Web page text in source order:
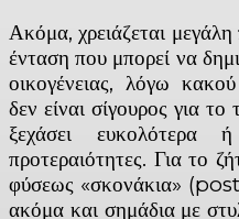
Ακόμα, χρειάζεται
ένταση που μπορεί να
οικογένειας, λόγω
δεν είναι σίγουρος για
ξεχάσει ευκολότερα
προτεραιότητες. Για το
φύσεως «σκονάκια»
ακόμα και σημάδια με